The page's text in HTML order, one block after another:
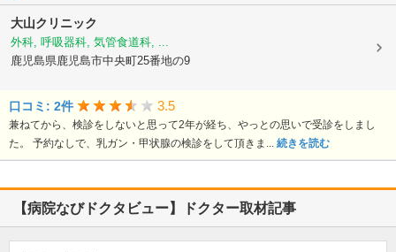
大山クリニック
外科, 呼吸器科, 気管食道科, ...
鹿児島県鹿児島市中央町25番地の9
口コミ: 2件 3.5
兼ねてから、検診をしないと思って2年が経ち、やっとの思いで受診をしまし
た。 予約なしで、乳ガン・甲状腺の検診をして頂きま... 続きを読む
【病院なびドクタビュー】ドクター取材記事